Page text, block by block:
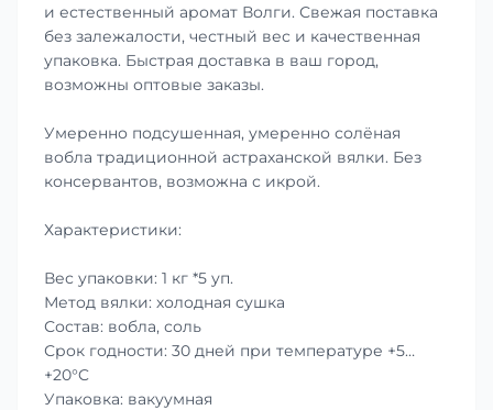
и естественный аромат Волги. Свежая поставка
без залежалости, честный вес и качественная
упаковка. Быстрая доставка в ваш город,
возможны оптовые заказы.
Умеренно подсушенная, умеренно солёная
вобла традиционной астраханской вялки. Без
консервантов, возможна с икрой.
Характеристики:
Вес упаковки: 1 кг *5 уп.
Метод вялки: холодная сушка
Состав: вобла, соль
Срок годности: 30 дней при температуре +5…
+20°C
Упаковка: вакуумная